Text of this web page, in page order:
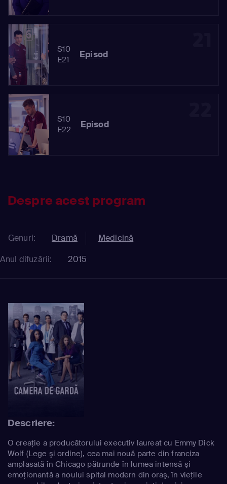
S10
E21
Episod
S10
E22
Episod
Despre acest program
Genuri: Dramă
Medicină
Anul difuzării:
2015
Descriere:
O creaţie a producătorului executiv laureat cu Emmy Dick
Wolf (Lege şi ordine), cea mai nouă parte din franciza
amplasată în Chicago pătrunde în lumea intensă şi
emoţionantă a noului spital modern din oraş, în vieţile